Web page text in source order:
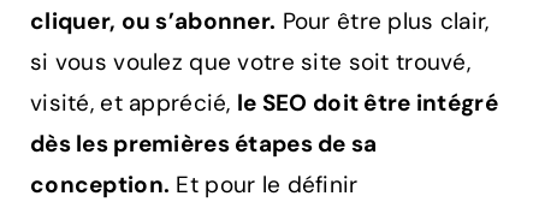
cliquer, ou s’abonner. Pour être plus clair,
si vous voulez que votre site soit trouvé,
visité, et apprécié, le SEO doit être intégré
dès les premières étapes de sa
conception. Et pour le définir